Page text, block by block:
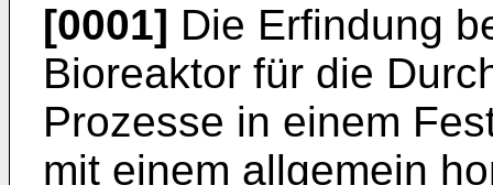
[0001] Die Erfindung
Bioreaktor für die
Prozesse in einem
mit einem allgemein